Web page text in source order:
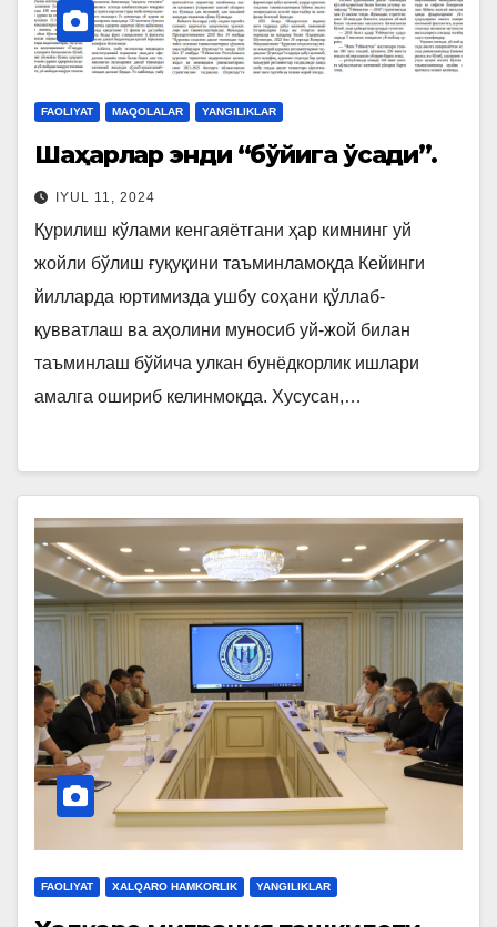
FAOLIYAT MAQOLALAR YANGILIKLAR
Шаҳарлар энди “бўйига ўсади”.
IYUL 11, 2024
Қурилиш кўлами кенгаяётгани ҳар кимнинг уй
жойли бўлиш ғуқуқини таъминламоқда Кейинги
йилларда юртимизда ушбу соҳани қўллаб-
қувватлаш ва аҳолини муносиб уй-жой билан
таъминлаш бўйича улкан бунёдкорлик ишлари
амалга ошириб келинмоқда. Хусусан,…
FAOLIYAT XALQARO HAMKORLIK YANGILIKLAR